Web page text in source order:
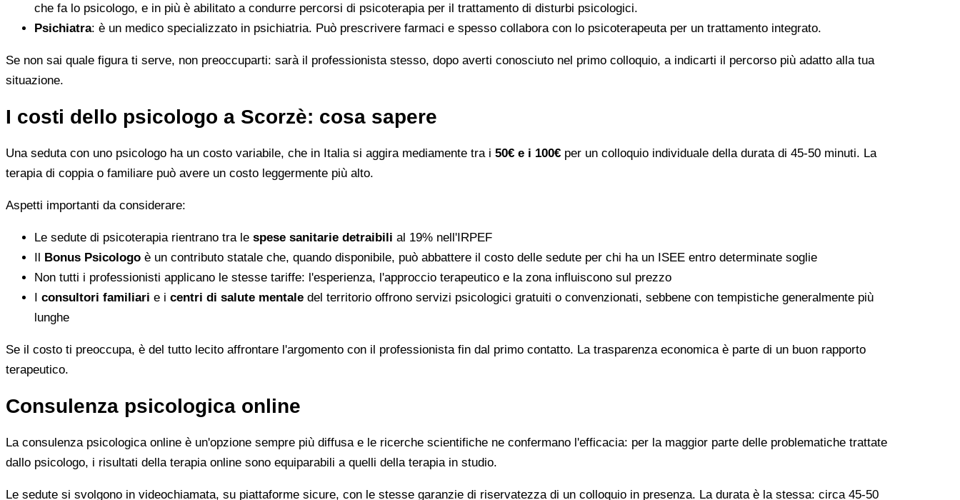
che fa lo psicologo, e in più è abilitato a condurre percorsi di psicoterapia per il trattamento di disturbi psicologici.
Psichiatra: è un medico specializzato in psichiatria. Può prescrivere farmaci e spesso collabora con lo psicoterapeuta per un trattamento integrato.
Se non sai quale figura ti serve, non preoccuparti: sarà il professionista stesso, dopo averti conosciuto nel primo colloquio, a indicarti il percorso più adatto alla tua
situazione.
I costi dello psicologo a Scorzè: cosa sapere
Una seduta con uno psicologo ha un costo variabile, che in Italia si aggira mediamente tra i 50€ e i 100€ per un colloquio individuale della durata di 45-50 minuti. La
terapia di coppia o familiare può avere un costo leggermente più alto.
Aspetti importanti da considerare:
Le sedute di psicoterapia rientrano tra le spese sanitarie detraibili al 19% nell'IRPEF
Il Bonus Psicologo è un contributo statale che, quando disponibile, può abbattere il costo delle sedute per chi ha un ISEE entro determinate soglie
Non tutti i professionisti applicano le stesse tariffe: l'esperienza, l'approccio terapeutico e la zona influiscono sul prezzo
I consultori familiari e i centri di salute mentale del territorio offrono servizi psicologici gratuiti o convenzionati, sebbene con tempistiche generalmente più
lunghe
Se il costo ti preoccupa, è del tutto lecito affrontare l'argomento con il professionista fin dal primo contatto. La trasparenza economica è parte di un buon rapporto
terapeutico.
Consulenza psicologica online
La consulenza psicologica online è un'opzione sempre più diffusa e le ricerche scientifiche ne confermano l'efficacia: per la maggior parte delle problematiche trattate
dallo psicologo, i risultati della terapia online sono equiparabili a quelli della terapia in studio.
Le sedute si svolgono in videochiamata, su piattaforme sicure, con le stesse garanzie di riservatezza di un colloquio in presenza. La durata è la stessa: circa 45-50